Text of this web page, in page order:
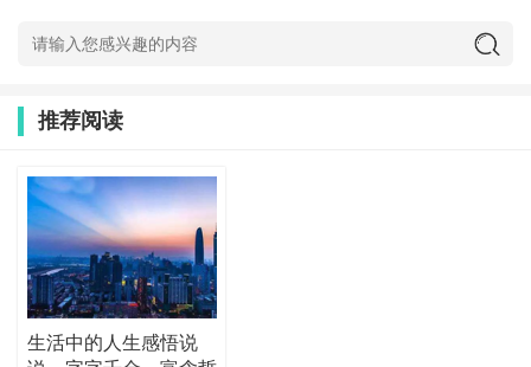
推荐阅读
生活中的人生感悟说